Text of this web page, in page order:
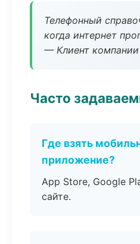
Телефонный
когда интернет
— Клиент компании
Часто
Где взять
приложение?
App Store, Google
сайте.